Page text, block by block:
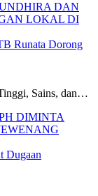
Runata Dorong
Sains, dan…
Dugaan